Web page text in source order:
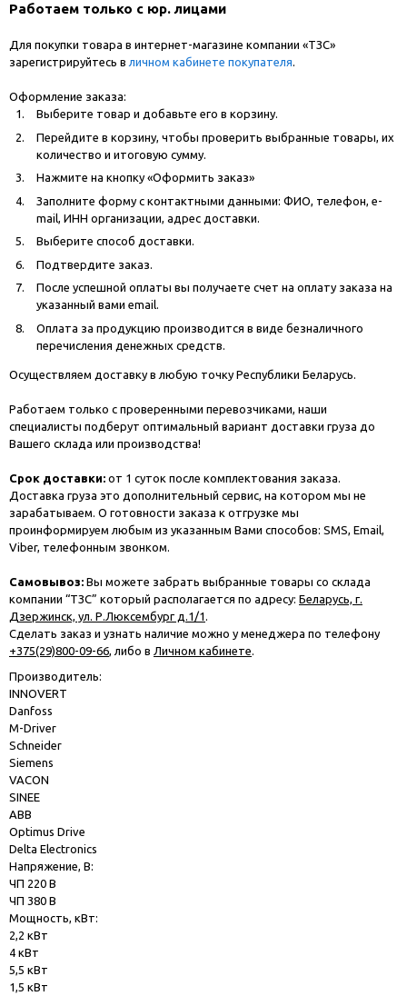
Работаем только с юр. лицами
Для покупки товара в интернет-магазине компании «ТЗС»
зарегистрируйтесь в личном кабинете покупателя.
Оформление заказа:
Выберите товар и добавьте его в корзину.
Перейдите в корзину, чтобы проверить выбранные товары, их
количество и итоговую сумму.
Нажмите на кнопку «Оформить заказ»
Заполните форму с контактными данными: ФИО, телефон, e-
mail, ИНН организации, адрес доставки.
Выберите способ доставки.
Подтвердите заказ.
После успешной оплаты вы получаете счет на оплату заказа на
указанный вами email.
Оплата за продукцию производится в виде безналичного
перечисления денежных средств.
Осуществляем доставку в любую точку Республики Беларусь.
Работаем только с проверенными перевозчиками, наши
специалисты подберут оптимальный вариант доставки груза до
Вашего склада или производства!
Срок доставки: от 1 суток после комплектования заказа.
Доставка груза это дополнительный сервис, на котором мы не
зарабатываем. О готовности заказа к отгрузке мы
проинформируем любым из указанным Вами способов: SMS, Email,
Viber, телефонным звонком.
Самовывоз: Вы можете забрать выбранные товары со склада
компании “ТЗС” который располагается по адресу: Беларусь, г.
Дзержинск, ул. Р.Люксембург д.1/1 .
Сделать заказ и узнать наличие можно у менеджера по телефону
+375(29)800-09-66, либо в Личном кабинете.
Производитель:
INNOVERT
Danfoss
M-Driver
Schneider
Siemens
VACON
SINEE
ABB
Optimus Drive
Delta Electronics
Напряжение, В:
ЧП 220 В
ЧП 380 В
Мощность, кВт:
2,2 кВт
4 кВт
5,5 кВт
1,5 кВт